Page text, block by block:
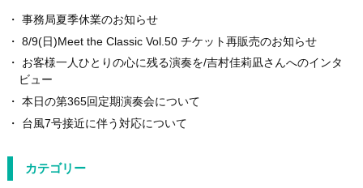
事務局夏季休業のお知らせ
8/9(日)Meet the Classic Vol.50 チケット再販売のお知らせ
お客様一人ひとりの心に残る演奏を/吉村佳莉凪さんへのインタ
ビュー
本日の第365回定期演奏会について
台風7号接近に伴う対応について
カテゴリー